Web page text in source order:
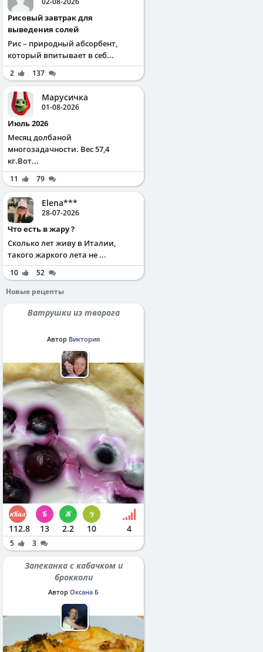
Рисовый завтрак для
выведения солей
Рис – природный абсорбент,
который впитывает в себ...
2 137
Марусичка
01-08-2026
Июль 2026
Месяц долбаной
многозадачности. Вес 57,4
кг.Вот...
11 79
Elena***
28-07-2026
Что есть в жару ?
Сколько лет живу в Италии,
такого жаркого лета не ...
10
52
Новые рецепты
Ватрушки из творога
Автор Виктория
112.8 13 2.2 10 4
5 3
Запеканка с кабачком и
брокколи
Автор Оксана Б